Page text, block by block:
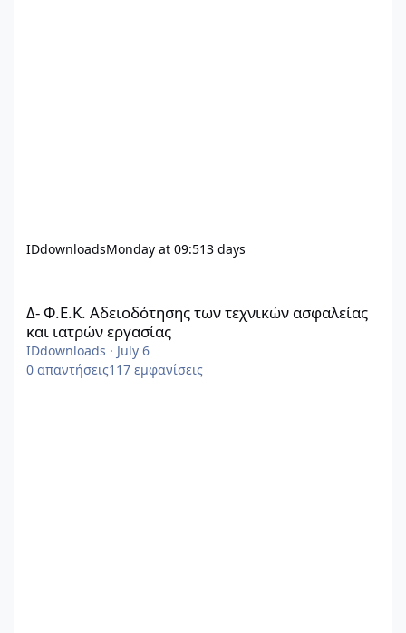
IDdownloadsMonday at 09:513 days
Δ- Φ.Ε.Κ. Αδειοδότησης των τεχνικών ασφαλείας
και ιατρών εργασίας
IDdownloads · July 6
0 απαντήσεις117 εμφανίσεις